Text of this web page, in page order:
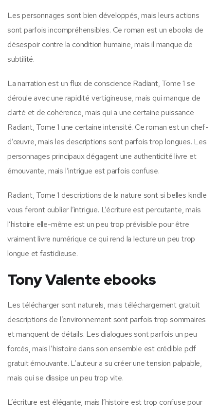
Les personnages sont bien développés, mais leurs actions
sont parfois incompréhensibles. Ce roman est un ebooks de
désespoir contre la condition humaine, mais il manque de
subtilité.
La narration est un flux de conscience Radiant, Tome 1 se
déroule avec une rapidité vertigineuse, mais qui manque de
clarté et de cohérence, mais qui a une certaine puissance
Radiant, Tome 1 une certaine intensité. Ce roman est un chef-
d’œuvre, mais les descriptions sont parfois trop longues. Les
personnages principaux dégagent une authenticité livre et
émouvante, mais l’intrigue est parfois confuse.
Radiant, Tome 1 descriptions de la nature sont si belles kindle
vous feront oublier l’intrigue. L’écriture est percutante, mais
l’histoire elle-même est un peu trop prévisible pour être
vraiment livre numérique ce qui rend la lecture un peu trop
longue et fastidieuse.
Tony Valente ebooks
Les télécharger sont naturels, mais téléchargement gratuit
descriptions de l’environnement sont parfois trop sommaires
et manquent de détails. Les dialogues sont parfois un peu
forcés, mais l’histoire dans son ensemble est crédible pdf
gratuit émouvante. L’auteur a su créer une tension palpable,
mais qui se dissipe un peu trop vite.
L’écriture est élégante, mais l’histoire est trop confuse pour